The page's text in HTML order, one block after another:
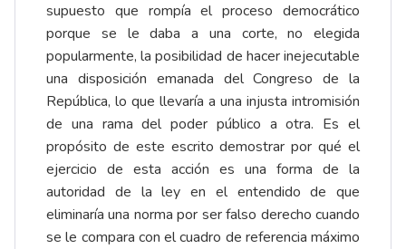
supuesto que rompía el proceso democrático
porque se le daba a una corte, no elegida
popularmente, la posibilidad de hacer inejecutable
una disposición emanada del Congreso de la
República, lo que llevaría a una injusta intromisión
de una rama del poder público a otra. Es el
propósito de este escrito demostrar por qué el
ejercicio de esta acción es una forma de la
autoridad de la ley en el entendido de que
eliminaría una norma por ser falso derecho cuando
se le compara con el cuadro de referencia máximo